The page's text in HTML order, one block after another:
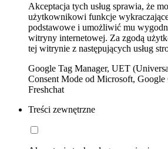
Akceptacja tych usług sprawia, że
użytkownikowi funkcje
podstawowe i umożliwić mu
witryny internetowej. Za zgodą
tej witrynie z następujących usług
Google Tag Manager, UET
Consent Mode od Microsoft,
Freshchat
Treści zewnętrzne